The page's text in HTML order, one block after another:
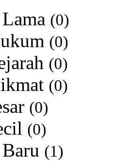
(0)
(0)
(0)
(0)
(0)
(0)
(1)